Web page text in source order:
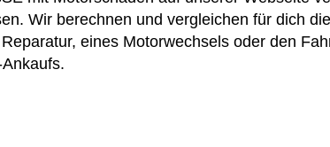
Wir berechnen und vergleichen für dich
eines Motorwechsels oder den